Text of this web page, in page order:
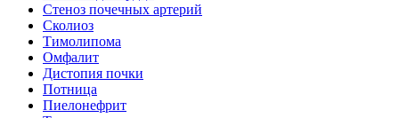
Стеноз почечных артерий
Сколиоз
Тимолипома
Омфалит
Дистопия почки
Потница
Пиелонефрит